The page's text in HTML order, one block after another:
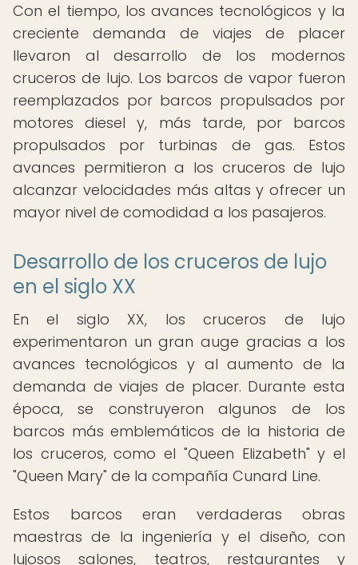
Con el tiempo, los avances tecnológicos y la
creciente demanda de viajes de placer
llevaron al desarrollo de los modernos
cruceros de lujo. Los barcos de vapor fueron
reemplazados por barcos propulsados por
motores diesel y, más tarde, por barcos
propulsados por turbinas de gas. Estos
avances permitieron a los cruceros de lujo
alcanzar velocidades más altas y ofrecer un
mayor nivel de comodidad a los pasajeros.
Desarrollo de los cruceros de lujo
en el siglo XX
En el siglo XX, los cruceros de lujo
experimentaron un gran auge gracias a los
avances tecnológicos y al aumento de la
demanda de viajes de placer. Durante esta
época, se construyeron algunos de los
barcos más emblemáticos de la historia de
los cruceros, como el "Queen Elizabeth" y el
"Queen Mary" de la compañía Cunard Line.
Estos barcos eran verdaderas obras
maestras de la ingeniería y el diseño, con
lujosos salones, teatros, restaurantes y